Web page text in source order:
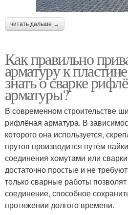
читать дальше →
Как правильно
арматуру к
знать о сварке
арматуры?
В современном строительстве
рифлёная арматура. В
которого она используется,
прутов производится путём
соединения хомутами или
достаточно простые и не
только сварные работы
соединение, способное
протяжении долгого времени.